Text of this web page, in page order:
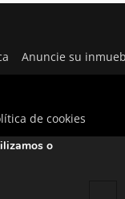
Anuncie su
de cookies
en
o